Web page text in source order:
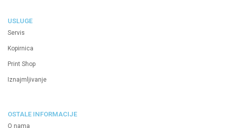
USLUGE
Servis
Kopirnica
Print Shop
Iznajmljivanje
OSTALE INFORMACIJE
O nama